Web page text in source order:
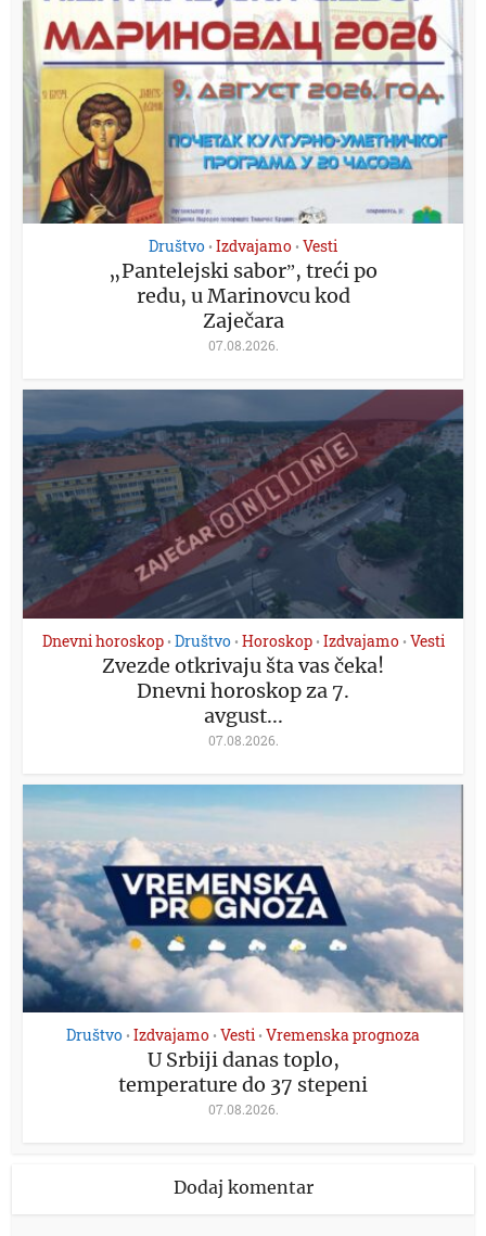
Društvo • Izdvajamo • Vesti
„Pantelejski saborˮ, treći po
redu, u Marinovcu kod
Zaječara
07.08.2026.
Dnevni horoskop • Društvo • Horoskop • Izdvajamo • Vesti
Zvezde otkrivaju šta vas čeka!
Dnevni horoskop za 7.
avgust...
07.08.2026.
Društvo • Izdvajamo • Vesti • Vremenska prognoza
U Srbiji danas toplo,
temperature do 37 stepeni
07.08.2026.
Dodaj komentar